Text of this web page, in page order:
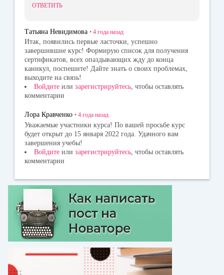
ОТВЕТИТЬ
Татьяна Невидимова • 4 года назад
Итак, появились первые ласточки, успешно
завершившие курс! Формирую список для получения
сертификатов, всех опаздывающих жду до конца
каникул, поспешите! Дайте знать о своих проблемах,
выходите на связь!
Войдите или зарегистрируйтесь, чтобы оставлять
комментарии
Лора Кравченко • 4 года назад
Уважаемые участники курса! По вашей просьбе курс
будет открыт до 15 января 2022 года. Удачного вам
завершения учебы!
Войдите или зарегистрируйтесь , чтобы оставлять
комментарии